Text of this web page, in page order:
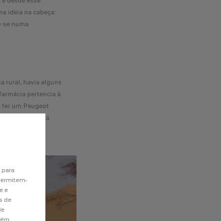
ideia na cabeça:
se numa
rural, havia alguns
pertencia à
um Peugeot
e ainda estava
para
e
de